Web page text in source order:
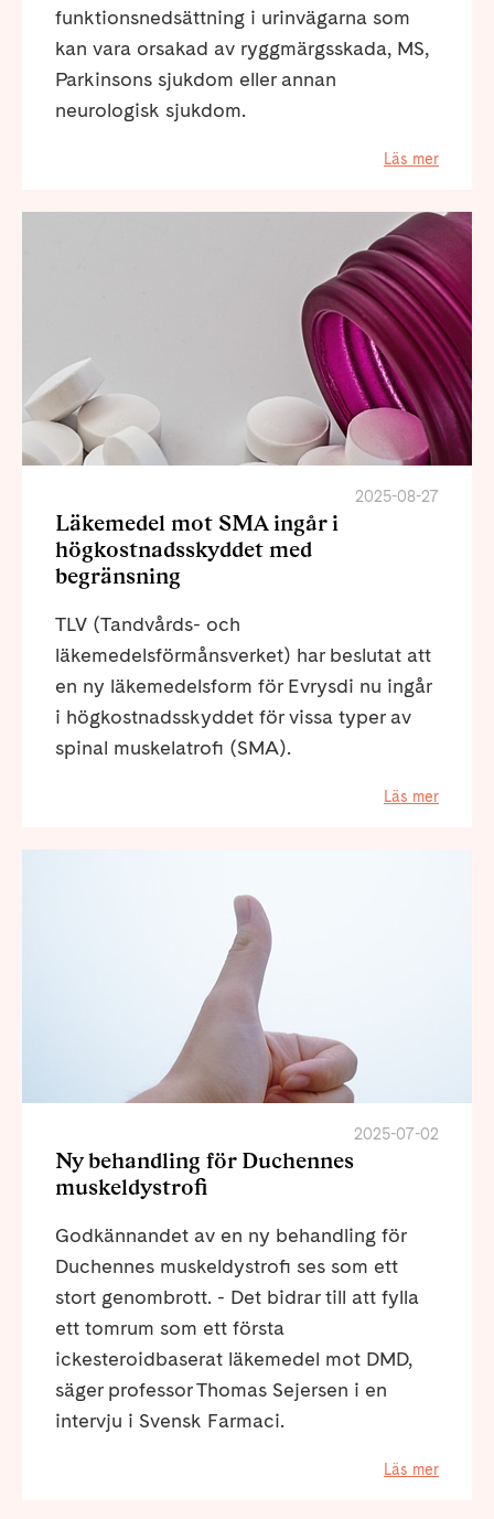
funktionsnedsättning i urinvägarna som
kan vara orsakad av ryggmärgsskada, MS,
Parkinsons sjukdom eller annan
neurologisk sjukdom.
Läs mer
2025-08-27
Läkemedel mot SMA ingår i
högkostnadsskyddet med
begränsning
TLV (Tandvårds- och
läkemedelsförmånsverket) har beslutat att
en ny läkemedelsform för Evrysdi nu ingår
i högkostnadsskyddet för vissa typer av
spinal muskelatrofi (SMA).
Läs mer
2025-07-02
Ny behandling för Duchennes
muskeldystrofi
Godkännandet av en ny behandling för
Duchennes muskeldystrofi ses som ett
stort genombrott. - Det bidrar till att fylla
ett tomrum som ett första
ickesteroidbaserat läkemedel mot DMD,
säger professor Thomas Sejersen i en
intervju i Svensk Farmaci.
Läs mer